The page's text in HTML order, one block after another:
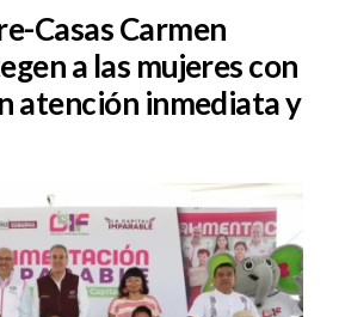
Casas Carmen
a las mujeres con
atención inmediata y